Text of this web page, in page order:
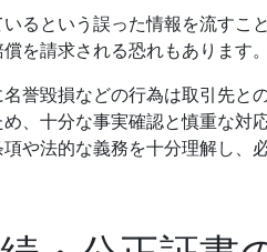
いるという誤った情報を流すこ
を請求される恐れもあります。
誉毀損などの行為は取引先と
、十分な事実確認と慎重な対
項や法的な義務を十分理解し、